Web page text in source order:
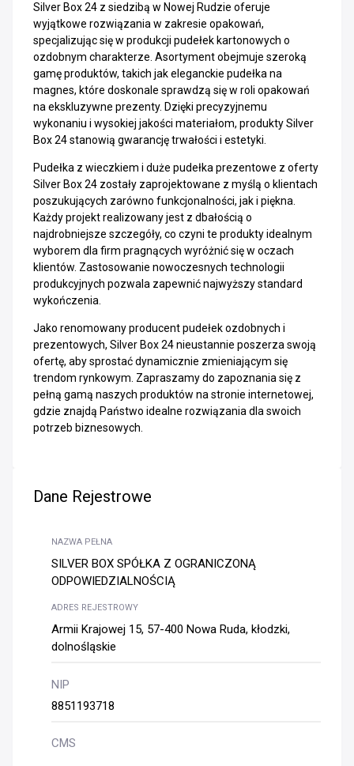
Silver Box 24 z siedzibą w Nowej Rudzie oferuje
wyjątkowe rozwiązania w zakresie opakowań,
specjalizując się w produkcji pudełek kartonowych o
ozdobnym charakterze. Asortyment obejmuje szeroką
gamę produktów, takich jak eleganckie pudełka na
magnes, które doskonale sprawdzą się w roli opakowań
na ekskluzywne prezenty. Dzięki precyzyjnemu
wykonaniu i wysokiej jakości materiałom, produkty Silver
Box 24 stanowią gwarancję trwałości i estetyki.
Pudełka z wieczkiem i duże pudełka prezentowe z oferty
Silver Box 24 zostały zaprojektowane z myślą o klientach
poszukujących zarówno funkcjonalności, jak i piękna.
Każdy projekt realizowany jest z dbałością o
najdrobniejsze szczegóły, co czyni te produkty idealnym
wyborem dla firm pragnących wyróżnić się w oczach
klientów. Zastosowanie nowoczesnych technologii
produkcyjnych pozwala zapewnić najwyższy standard
wykończenia.
Jako renomowany producent pudełek ozdobnych i
prezentowych, Silver Box 24 nieustannie poszerza swoją
ofertę, aby sprostać dynamicznie zmieniającym się
trendom rynkowym. Zapraszamy do zapoznania się z
pełną gamą naszych produktów na stronie internetowej,
gdzie znajdą Państwo idealne rozwiązania dla swoich
potrzeb biznesowych.
Dane Rejestrowe
NAZWA PEŁNA
SILVER BOX SPÓŁKA Z OGRANICZONĄ
ODPOWIEDZIALNOŚCIĄ
ADRES REJESTROWY
Armii Krajowej 15, 57-400 Nowa Ruda, kłodzki,
dolnośląskie
NIP
8851193718
CMS